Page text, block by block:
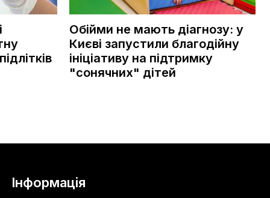
Обійми не мають діагнозу: у
Києві запустили благодійну
ініціативу на підтримку
"сонячних" дітей
Інформація